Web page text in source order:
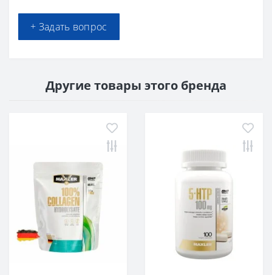
+ Задать вопрос
Другие товары этого бренда